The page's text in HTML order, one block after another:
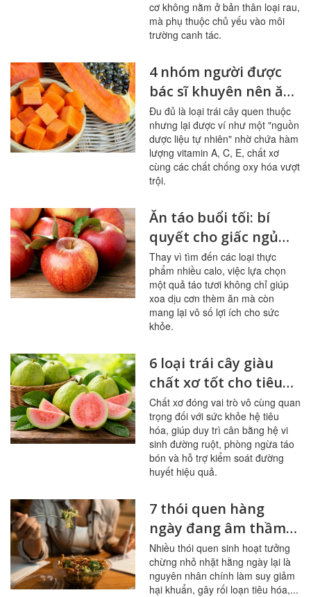
cơ không nằm ở bản thân loại rau,
mà phụ thuộc chủ yếu vào môi
trường canh tác.
4 nhóm người được
bác sĩ khuyên nên ăn
đu đủ thường xuyên
Đu đủ là loại trái cây quen thuộc
nhưng lại được ví như một "nguồn
dược liệu tự nhiên" nhờ chứa hàm
lượng vitamin A, C, E, chất xơ
cùng các chất chống oxy hóa vượt
trội.
Ăn táo buổi tối: bí
quyết cho giấc ngủ
ngon, hệ tiêu hóa
khỏe mạnh
Thay vì tìm đến các loại thực
phẩm nhiều calo, việc lựa chọn
một quả táo tươi không chỉ giúp
xoa dịu cơn thèm ăn mà còn
mang lại vô số lợi ích cho sức
khỏe.
6 loại trái cây giàu
chất xơ tốt cho tiêu
hóa, đường huyết
Chất xơ đóng vai trò vô cùng quan
trọng đối với sức khỏe hệ tiêu
hóa, giúp duy trì cân bằng hệ vi
sinh đường ruột, phòng ngừa táo
bón và hỗ trợ kiểm soát đường
huyết hiệu quả.
7 thói quen hàng
ngày đang âm thầm
tàn phá đường ruột
Nhiều thói quen sinh hoạt tưởng
chừng nhỏ nhặt hằng ngày lại là
nguyên nhân chính làm suy giảm
hại khuẩn, gây rối loạn tiêu hóa,...